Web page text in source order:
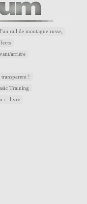
rail de montagne russe,
arrière
!
Training
- livre